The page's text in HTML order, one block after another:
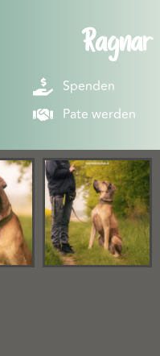
Ragnar
Spenden
Pate werden